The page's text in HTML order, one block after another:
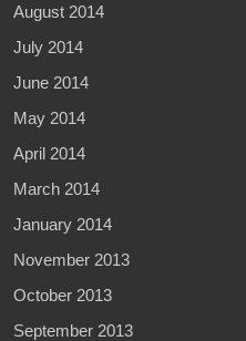
August 2014
July 2014
June 2014
May 2014
April 2014
March 2014
January 2014
November 2013
October 2013
September 2013